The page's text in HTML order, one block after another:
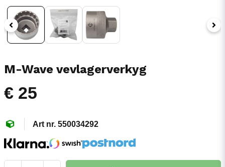
M-Wave vevlagerverkyg
€ 25
550034292